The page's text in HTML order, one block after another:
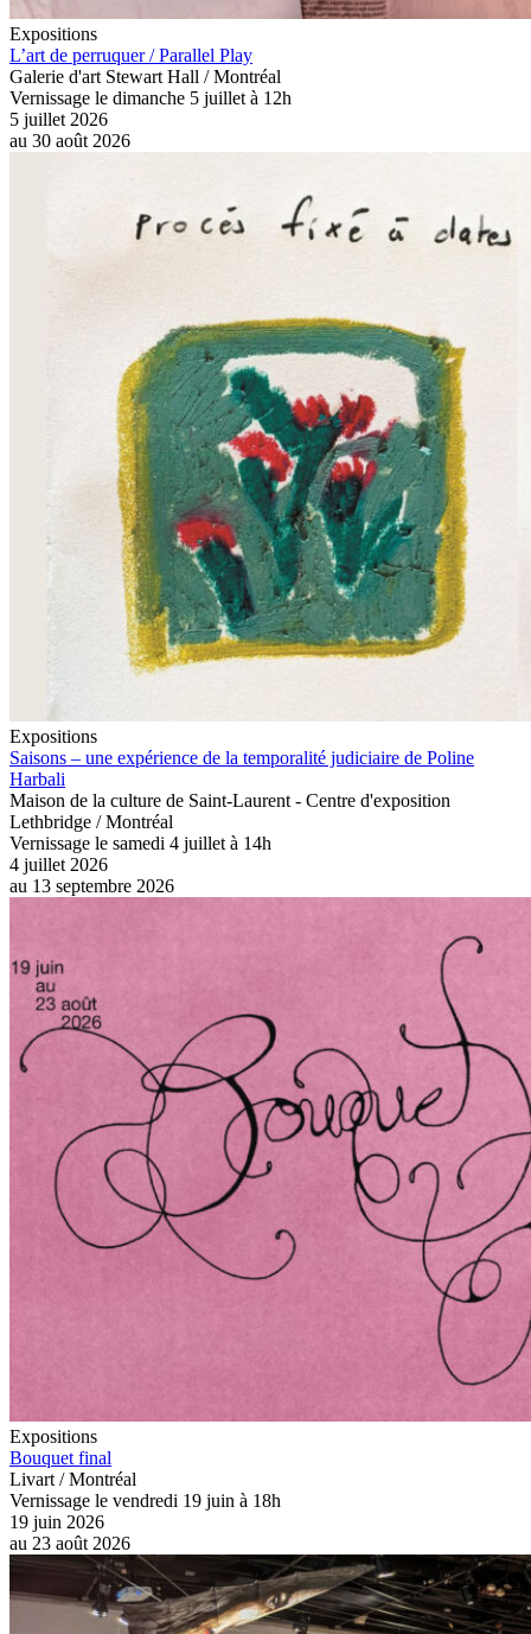
Expositions
L’art de perruquer / Parallel Play
Galerie d'art Stewart Hall / Montréal
Vernissage le dimanche 5 juillet à 12h
5 juillet 2026
au 30 août 2026
Expositions
Saisons – une expérience de la temporalité judiciaire de Poline
Harbali
Maison de la culture de Saint-Laurent - Centre d'exposition
Lethbridge / Montréal
Vernissage le samedi 4 juillet à 14h
4 juillet 2026
au 13 septembre 2026
Expositions
Bouquet final
Livart / Montréal
Vernissage le vendredi 19 juin à 18h
19 juin 2026
au 23 août 2026